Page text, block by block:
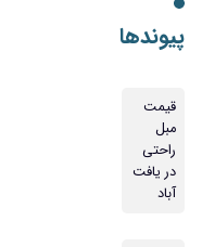
پیوندها
قیمت
مبل
راحتی
در یافت
آباد